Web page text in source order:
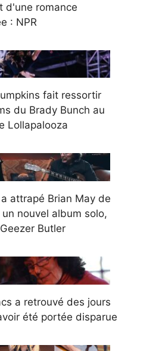
d'une romance
: NPR
fait ressortir
du Brady Bunch au
Lollapalooza
attrapé Brian May de
nouvel album solo,
Butler
a retrouvé des jours
été portée disparue